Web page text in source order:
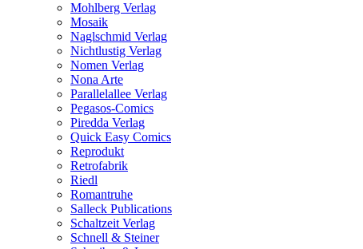
Mohlberg Verlag
Mosaik
Naglschmid Verlag
Nichtlustig Verlag
Nomen Verlag
Nona Arte
Parallelallee Verlag
Pegasos-Comics
Piredda Verlag
Quick Easy Comics
Reprodukt
Retrofabrik
Riedl
Romantruhe
Salleck Publications
Schaltzeit Verlag
Schnell & Steiner